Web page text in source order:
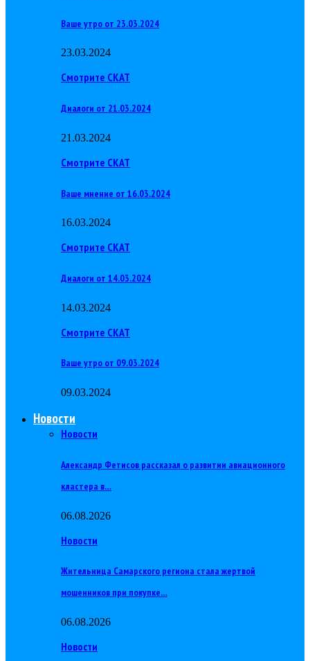
Ваше утро от 23.03.2024
23.03.2024
Смотрите СКАТ
Диалоги от 21.03.2024
21.03.2024
Смотрите СКАТ
Ваше мнение от 16.03.2024
16.03.2024
Смотрите СКАТ
Диалоги от 14.03.2024
14.03.2024
Смотрите СКАТ
Ваше утро от 09.03.2024
09.03.2024
Новости
Новости
Александр Фетисов рассказал о развитии авиационного
кластера в…
06.08.2026
Новости
Жительница Самарского региона стала жертвой
мошенников при покупке…
06.08.2026
Новости